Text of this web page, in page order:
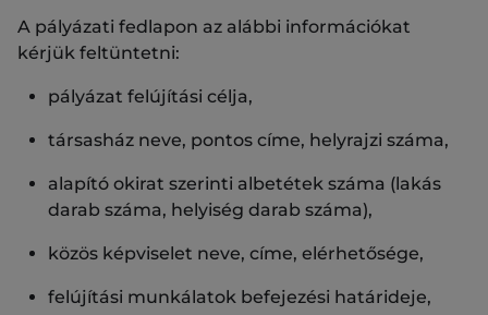
A pályázati fedlapon az alábbi információkat
kérjük feltüntetni:
pályázat felújítási célja,
társasház neve, pontos címe, helyrajzi száma,
alapító okirat szerinti albetétek száma (lakás
darab száma, helyiség darab száma),
közös képviselet neve, címe, elérhetősége,
felújítási munkálatok befejezési határideje,